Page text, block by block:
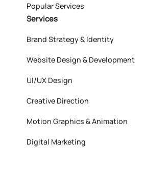
Popular Services
Services
Brand Strategy & Identity
Website Design & Development
UI/UX Design
Creative Direction
Motion Graphics & Animation
Digital Marketing